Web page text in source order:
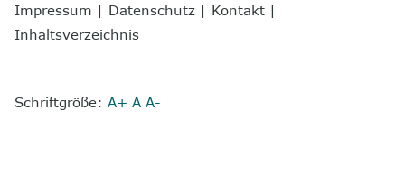
Impressum | Datenschutz | Kontakt |
Inhaltsverzeichnis
Schriftgröße: A+ A A-